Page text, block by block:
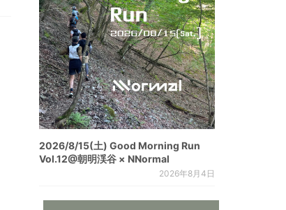
2026/8/15(土) Good Morning Run
Vol.12@朝明渓谷 × NNormal
2026年8月4日